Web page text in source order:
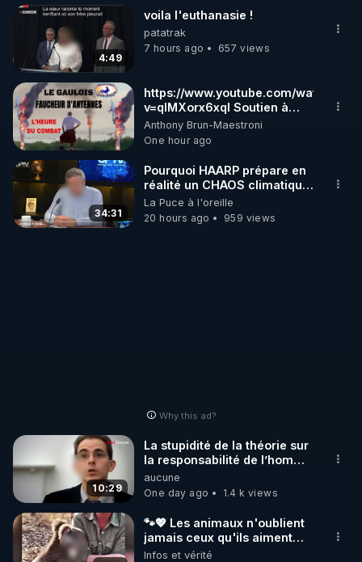
https://www.youtube.com/@bestofcomputer
https://vk.com/bestofcomputer
https://odysee.com/@Bestofcomputer:1
https://twitter.com/bestofcomputer
https://www.twitch.tv/bestofcomputer
https://www.bitchute.com/channel/bestofcom...
APPEL AUX DONS POUR SOUTENIR MON
TRAVAIL D'INTERET PUBLIC AVEC MES LIVE
4:49
voila l'euthanasie !
patatrak
7 hours ago
657 views
https://www.youtube.com/watch?
v=qlMXorx6xqI Soutien à
tous les gardiens du Vivant
Anthony Brun-Maestroni
One hour ago
34:31
Pourquoi HAARP prépare en
réalité un CHAOS climatique,
on répond
La Puce à l'oreille
20 hours ago
959 views
Why this ad?
10:29
La stupidité de la théorie sur
la responsabilité de l’homme
concernant le dioxyde de
carbone.
aucune
One day ago
1.4 k views
🐾💖 Les animaux n'oublient
jamais ceux qu'ils aiment…
🥹❤️
Infos et vérité